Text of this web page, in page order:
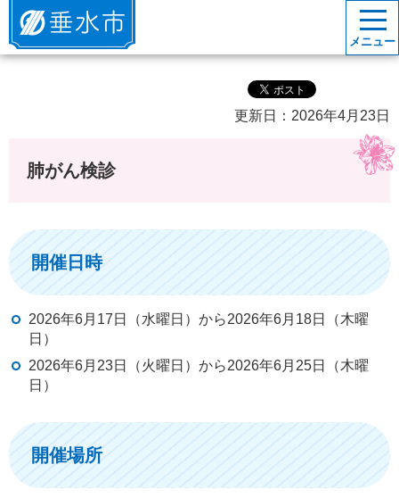
垂水市
メニュー
更新日：2026年4月23日
肺がん検診
開催日時
2026年6月17日（水曜日）から2026年6月18日（木曜
日）
2026年6月23日（火曜日）から2026年6月25日（木曜
日）
開催場所